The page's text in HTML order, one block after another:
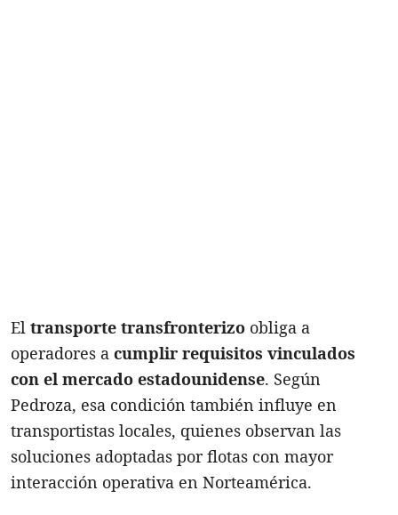
El transporte transfronterizo obliga a
operadores a cumplir requisitos vinculados
con el mercado estadounidense. Según
Pedroza, esa condición también influye en
transportistas locales, quienes observan las
soluciones adoptadas por flotas con mayor
interacción operativa en Norteamérica.